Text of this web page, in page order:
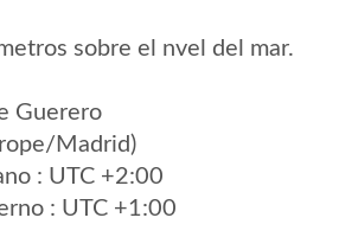
sobre el nvel del mar.
Guerero
Madrid)
: UTC +2:00
: UTC +1:00